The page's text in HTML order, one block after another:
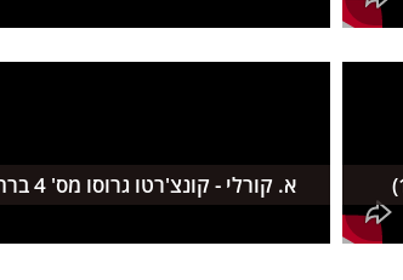
א. קורלי - קונצ'רטו גרוסו מס' 4 ברה מז'ור מתוך אופוס 6 (רומא, 1712)